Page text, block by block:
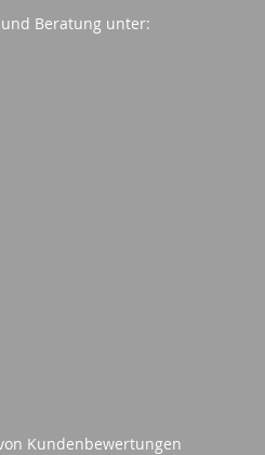
Beratung unter:
Kundenbewertungen